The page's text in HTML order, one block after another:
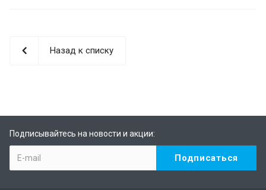
Назад к списку
Подписывайтесь на новости и акции: